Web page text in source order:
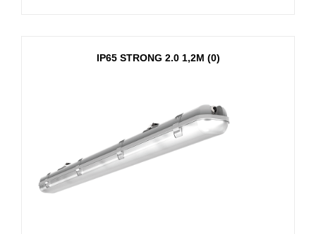
IP65 STRONG 2.0 1,2М (0)